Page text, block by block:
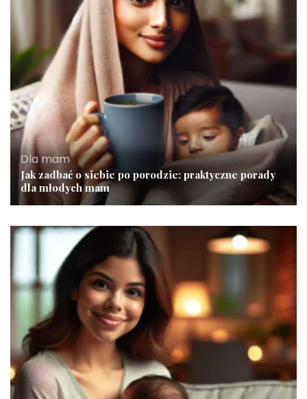
Dla mam
Jak zadbać o siebie po porodzie: praktyczne porady
dla młodych mam